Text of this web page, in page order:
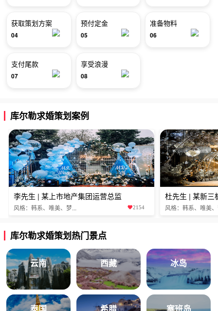
获取策划方案
04
预付定金
05
准备物料
06
支付尾款
07
享受浪漫
08
库尔勒求婚策划案例
李先生 | 某上市地产集团运营总监
风格：韩系、唯美、梦... 2154
杜先生 | 某新三
风格：韩系、唯美
库尔勒求婚策划热门景点
云南 西藏 冰岛